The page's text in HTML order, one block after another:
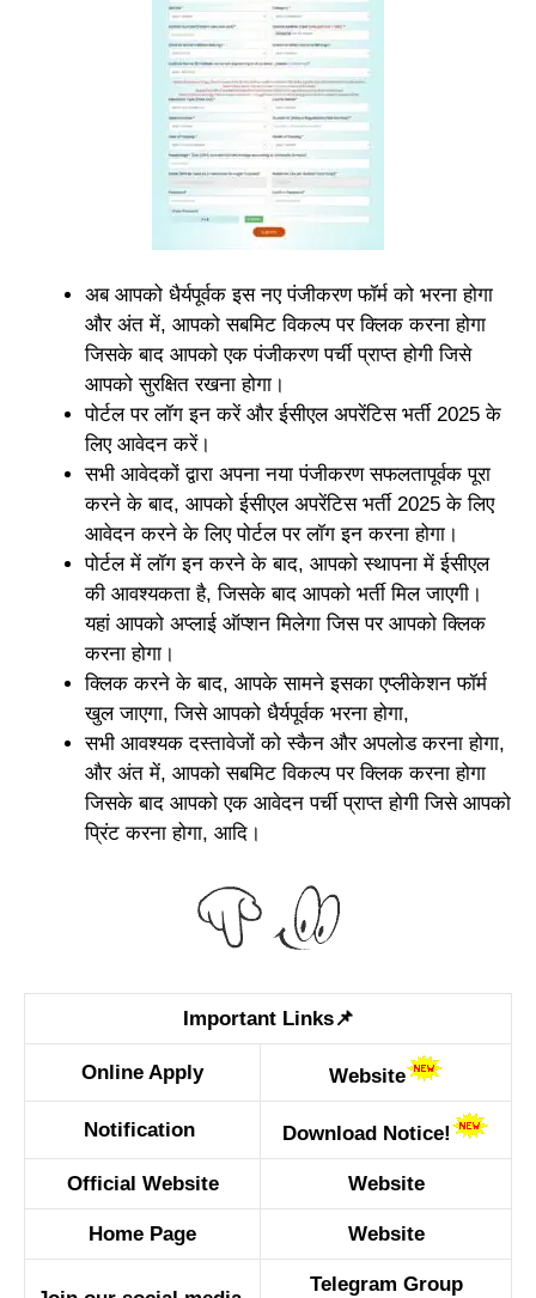
अब आपको धैर्यपूर्वक इस नए पंजीकरण फॉर्म को भरना होगा
और अंत में, आपको सबमिट विकल्प पर क्लिक करना होगा
जिसके बाद आपको एक पंजीकरण पर्ची प्राप्त होगी जिसे
आपको सुरक्षित रखना होगा।
पोर्टल पर लॉग इन करें और ईसीएल अपरेंटिस भर्ती 2025 के
लिए आवेदन करें।
सभी आवेदकों द्वारा अपना नया पंजीकरण सफलतापूर्वक पूरा
करने के बाद, आपको ईसीएल अपरेंटिस भर्ती 2025 के लिए
आवेदन करने के लिए पोर्टल पर लॉग इन करना होगा।
पोर्टल में लॉग इन करने के बाद, आपको स्थापना में ईसीएल
की आवश्यकता है, जिसके बाद आपको भर्ती मिल जाएगी।
यहां आपको अप्लाई ऑप्शन मिलेगा जिस पर आपको क्लिक
करना होगा।
क्लिक करने के बाद, आपके सामने इसका एप्लीकेशन फॉर्म
खुल जाएगा, जिसे आपको धैर्यपूर्वक भरना होगा,
सभी आवश्यक दस्तावेजों को स्कैन और अपलोड करना होगा,
और अंत में, आपको सबमिट विकल्प पर क्लिक करना होगा
जिसके बाद आपको एक आवेदन पर्ची प्राप्त होगी जिसे आपको
प्रिंट करना होगा, आदि।
Important Links📌
Online Apply Website
Notification Download Notice!
Official Website Website
Home Page Website
Telegram Group